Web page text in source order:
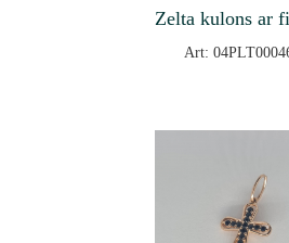
Zelta kulons ar
Art: